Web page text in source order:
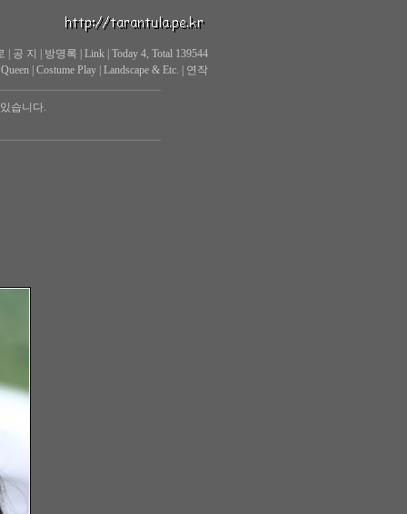
공 지 방명록 Link| Today 4, Total 139544
| Costume Play| Landscape & Etc. 연작
습니다.